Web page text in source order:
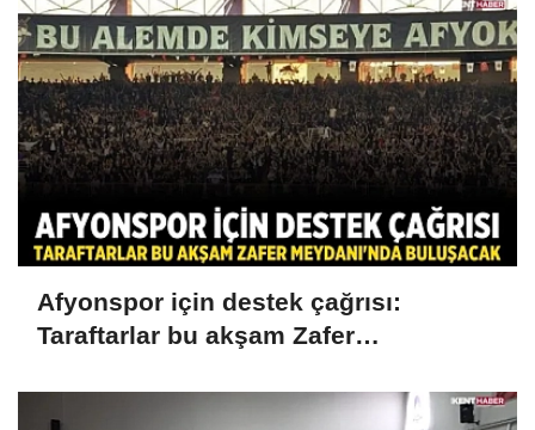
Afyonspor için destek çağrısı:
Taraftarlar bu akşam Zafer